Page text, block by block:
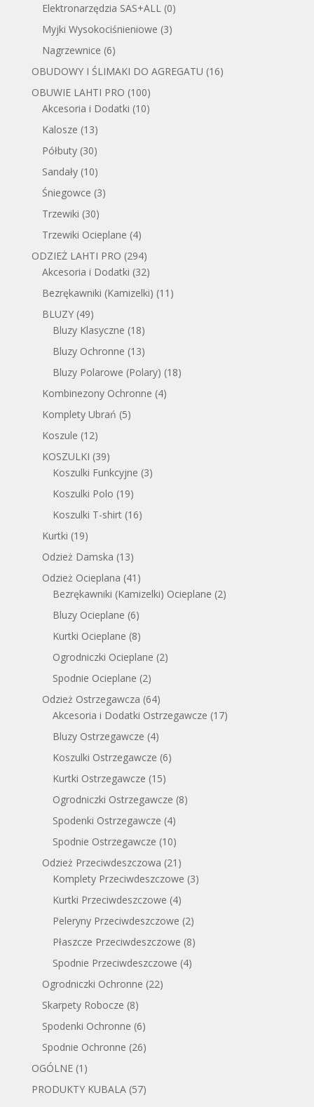
Elektronarzędzia SAS+ALL (0)
Myjki Wysokociśnieniowe (3)
Nagrzewnice (6)
OBUDOWY I ŚLIMAKI DO AGREGATU (16)
OBUWIE LAHTI PRO (100)
Akcesoria i Dodatki (10)
Kalosze (13)
Półbuty (30)
Sandały (10)
Śniegowce (3)
Trzewiki (30)
Trzewiki Ocieplane (4)
ODZIEŻ LAHTI PRO (294)
Akcesoria i Dodatki (32)
Bezrękawniki (Kamizelki) (11)
BLUZY (49)
Bluzy Klasyczne (18)
Bluzy Ochronne (13)
Bluzy Polarowe (Polary) (18)
Kombinezony Ochronne (4)
Komplety Ubrań (5)
Koszule (12)
KOSZULKI (39)
Koszulki Funkcyjne (3)
Koszulki Polo (19)
Koszulki T-shirt (16)
Kurtki (19)
Odzież Damska (13)
Odzież Ocieplana (41)
Bezrękawniki (Kamizelki) Ocieplane (2)
Bluzy Ocieplane (6)
Kurtki Ocieplane (8)
Ogrodniczki Ocieplane (2)
Spodnie Ocieplane (2)
Odzież Ostrzegawcza (64)
Akcesoria i Dodatki Ostrzegawcze (17)
Bluzy Ostrzegawcze (4)
Koszulki Ostrzegawcze (6)
Kurtki Ostrzegawcze (15)
Ogrodniczki Ostrzegawcze (8)
Spodenki Ostrzegawcze (4)
Spodnie Ostrzegawcze (10)
Odzież Przeciwdeszczowa (21)
Komplety Przeciwdeszczowe (3)
Kurtki Przeciwdeszczowe (4)
Peleryny Przeciwdeszczowe (2)
Płaszcze Przeciwdeszczowe (8)
Spodnie Przeciwdeszczowe (4)
Ogrodniczki Ochronne (22)
Skarpety Robocze (8)
Spodenki Ochronne (6)
Spodnie Ochronne (26)
OGÓLNE (1)
PRODUKTY KUBALA (57)